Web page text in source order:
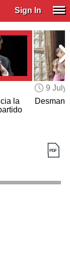
Sign In
la
9 July